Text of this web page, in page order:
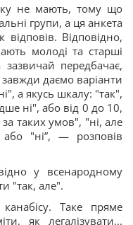
не мають, тому що
групи, а ця анкета
Відповідно,
молоді та старші
передбачає,
даємо варіанти
а якусь шкалу: "так",
ні", або від 0 до 10,
таких умов", "ні, але
"ні”, — розповів
у всенародному
"так, але".
Таке пряме
як легалізувати...